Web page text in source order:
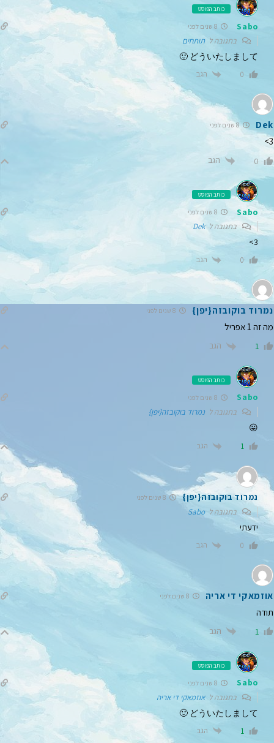
כותב הפוסט
Sabo
בתגובה לתותחים
どういたしまして 🙂
0 הגב
Dek 8 שנים לפני
3>
0 הגב
כותב הפוסט
Sabo
בתגובה לDek
3>
0 הגב
נמרוד בוקובזה{יפן}
מה זה 1 אפריל
1 הגב
כותב הפוסט
Sabo
בתגובה לנמרוד בוקובזה{יפן}
😛
1 הגב
נמרוד בוקובזה{יפן}
בתגובה לSabo
ידעתי
0 הגב
אוזמאקי די אריה 8 שנים לפני
תודה
1 הגב
כותב הפוסט
Sabo
בתגובה לאוזמאקי די אריה
どういたしまして 🙂
1 הגב